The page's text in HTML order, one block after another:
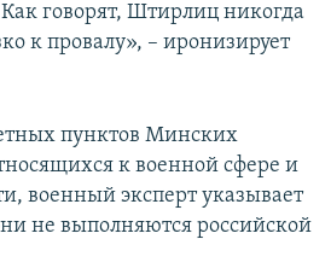
говорят, Штирлиц никогда
к провалу», – иронизирует
пунктов Минских
к военной сфере и
военный эксперт указывает
не выполняются российской